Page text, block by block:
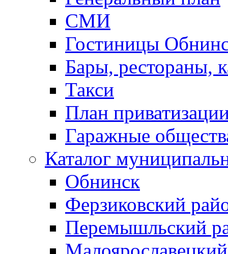
СМИ
Гостиницы
Бары, рестораны,
Такси
План
Гаражные
Каталог
Обнинск
Ферзиковский
Перемышльский